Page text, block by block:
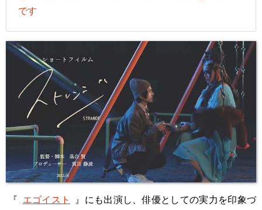
です
『 エゴイスト
』にも出演し、俳優としての実力を印象づ